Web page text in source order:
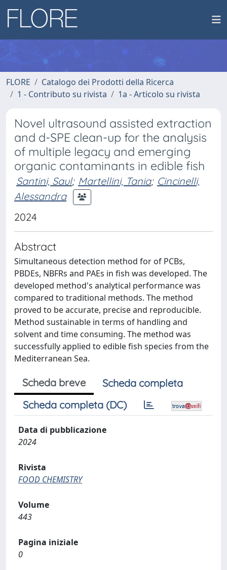
FLORE
Catalogo dei Prodotti della Ricerca
1 - Contributo su rivista
1a - Articolo su rivista
Novel ultrasound assisted extraction
and d-SPE clean-up for the analysis
of multiple legacy and emerging
organic contaminants in edible fish
Santini, Saul; Martellini, Tania; Cincinelli,
Alessandra
2024
Abstract
Simultaneous detection method for of PCBs,
PBDEs, NBFRs and PAEs in fish was developed. The
developed method's analytical performance was
compared to traditional methods. The method
proved to be accurate, precise and reproducible.
Method sustainable in terms of handling and
solvent and time consuming. The method was
successfully applied to edible fish species from the
Mediterranean Sea.
Scheda breve
Scheda completa
Scheda completa (DC)
Data di pubblicazione
2024
Rivista
FOOD CHEMISTRY
Volume
443
Pagina iniziale
0